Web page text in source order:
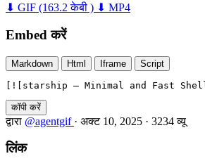
⬇ GIF (163.2 केबी ) ⬇ MP4
Embed करें
Markdown Html Iframe Script
[![starship — Minimal and Fast
कॉपी करें
द्वारा @agentgif · अक्ट 10, 2025 · 3234 व्यू
लिंक